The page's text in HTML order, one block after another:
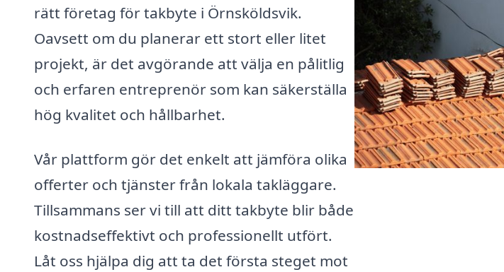
rätt företag för takbyte i Örnsköldsvik.
Oavsett om du planerar ett stort eller litet
projekt, är det avgörande att välja en pålitlig
och erfaren entreprenör som kan säkerställa
hög kvalitet och hållbarhet.
Vår plattform gör det enkelt att jämföra olika
offerter och tjänster från lokala takläggare.
Tillsammans ser vi till att ditt takbyte blir både
kostnadseffektivt och professionellt utfört.
Låt oss hjälpa dig att ta det första steget mot